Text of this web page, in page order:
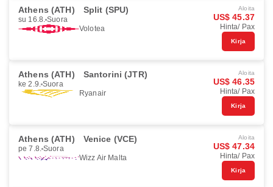
Athens (ATH) Split (SPU)
su 16.8. Suora
Volotea
Aloita
US$ 45.37
Hinta/ Pax
Kirja
Athens (ATH) Santorini (JTR)
ke 2.9. Suora
Ryanair
Aloita
US$ 46.35
Hinta/ Pax
Kirja
Athens (ATH) Venice (VCE)
pe 7.8. Suora
Wizz Air Malta
Aloita
US$ 47.34
Hinta/ Pax
Kirja